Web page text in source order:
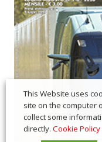
This Website uses
site on the computer
collect some
directly. Cookie Policy